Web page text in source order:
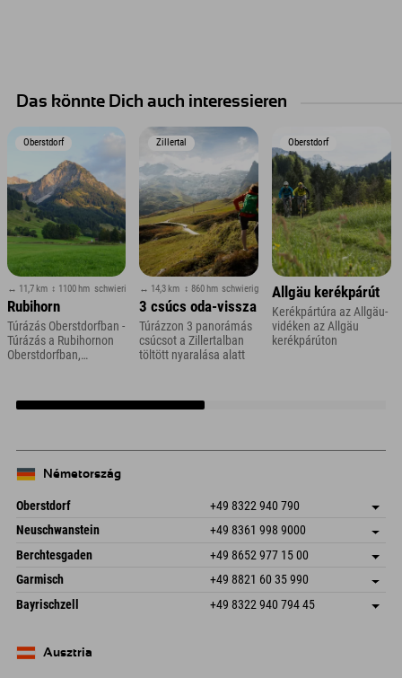
Das könnte Dich auch interessieren
Oberstdorf
↔ 11,7 km ↕ 1100 hm schwierig
Rubihorn
Túrázás Oberstdorfban -
Túrázás a Rubihornon
Oberstdorfban,
Zillertal
↔ 14,3 km ↕ 860 hm schwierig
3 csúcs oda-vissza
Túrázzon 3 panorámás
csúcsot a Zillertalban
töltött nyaralása alatt
Oberstdorf
Allgäu kerékpárút
Kerékpártúra az Allgäu-
vidéken az Allgäu
kerékpárúton
Németország
Oberstdorf +49 8322 940 790
An der Breitach 3
Németország
Cím mentése
Könyv
Neuschwanstein +49 8361 998 9000
An der Riese 45
87484 Nesselwang im Allgäu
Németország
Cím mentése
Érkezési információk
Könyv
Berchtesgaden +49 8652 977 15 00
Hofreitstr. 7
Németország
Cím mentése
Könyv
Garmisch +49 8821 60 35 990
Frickenstraße 22
82490 Farchant
Cím mentése
Érkezési információk
Bayrischzell +49 8322 940 794 45
Németország
Ausztria